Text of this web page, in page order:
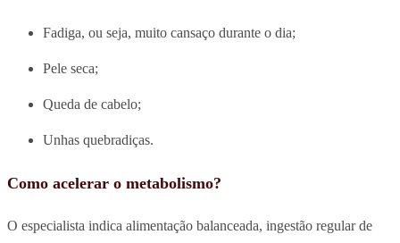
Fadiga, ou seja, muito cansaço durante o dia;
Pele seca;
Queda de cabelo;
Unhas quebradiças.
Como acelerar o metabolismo?
O especialista indica alimentação balanceada, ingestão regular de